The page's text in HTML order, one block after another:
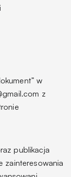
w
z
publikacja
zainteresowania